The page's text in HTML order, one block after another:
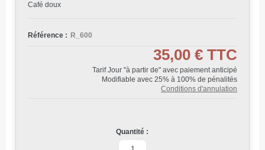
Café doux
Référence : R_600
35,00 € TTC
Tarif Jour "à partir de" avec paiement anticipé
Modifiable avec 25% à 100% de pénalités
Conditions d'annulation
Quantité :